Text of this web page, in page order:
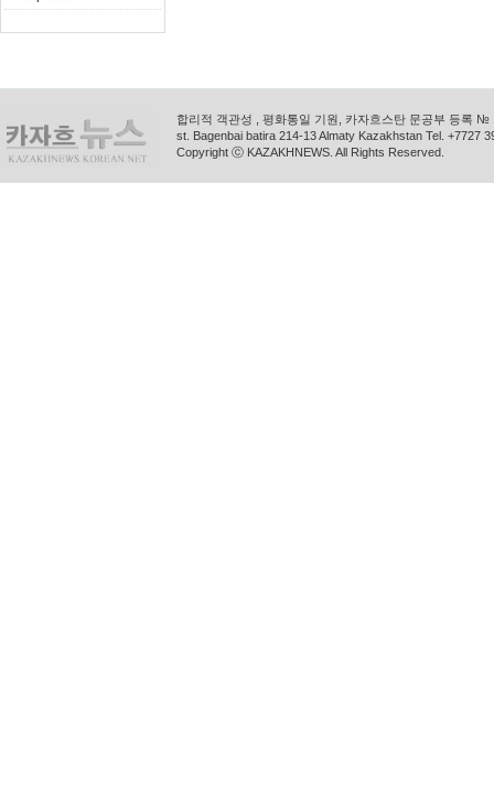
합리적 객관성 , 평화통일 기원, 카자흐스탄 문공부 등록
st. Bagenbai batira 214-13 Almaty Kazakhstan Tel. +7727
Copyright ⓒ KAZAKHNEWS. All Rights Reserved.